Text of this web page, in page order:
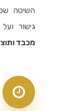
השיטה
גישור
מכבד